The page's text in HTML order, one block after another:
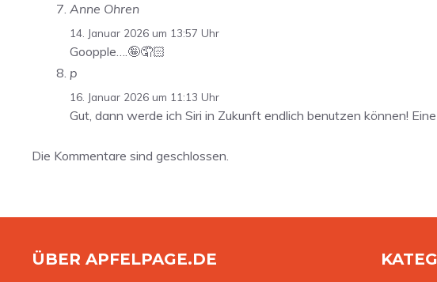
Anne Ohren
14. Januar 2026 um 13:57 Uhr
Goopple….🤪🤦🏻
p
16. Januar 2026 um 11:13 Uhr
Gut, dann werde ich Siri in Zukunft endlich benutzen können!
Die Kommentare sind geschlossen.
ÜBER APFELPAGE.DE